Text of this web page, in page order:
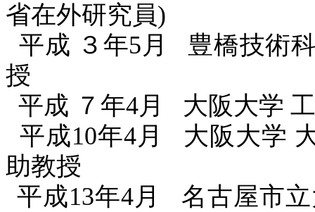
省在外研究員)
平成 ３年5 月
豊橋技術
授
平成 ７年4月
大阪大学
平成10年4月
大阪大学
助教授
平成13年4月
名古屋市